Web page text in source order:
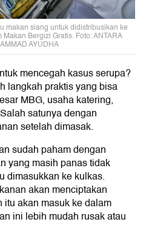
makan siang untuk didistribusikan ke
Bergizi Gratis. Foto: ANTARA
AYUDHA
mencegah kasus serupa?
langkah praktis yang bisa
MBG, usaha katering,
satunya dengan
setelah dimasak.
sudah paham dengan
yang masih panas tidak
dimasukkan ke kulkas.
akan menciptakan
akan masuk ke dalam
ini lebih mudah rusak atau